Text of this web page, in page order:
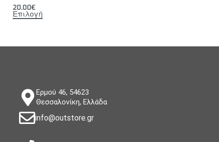
20.00€
Επιλογή
Ερμού 46, 54623
Θεσσαλονίκη, Ελλάδα
info@outstore.gr